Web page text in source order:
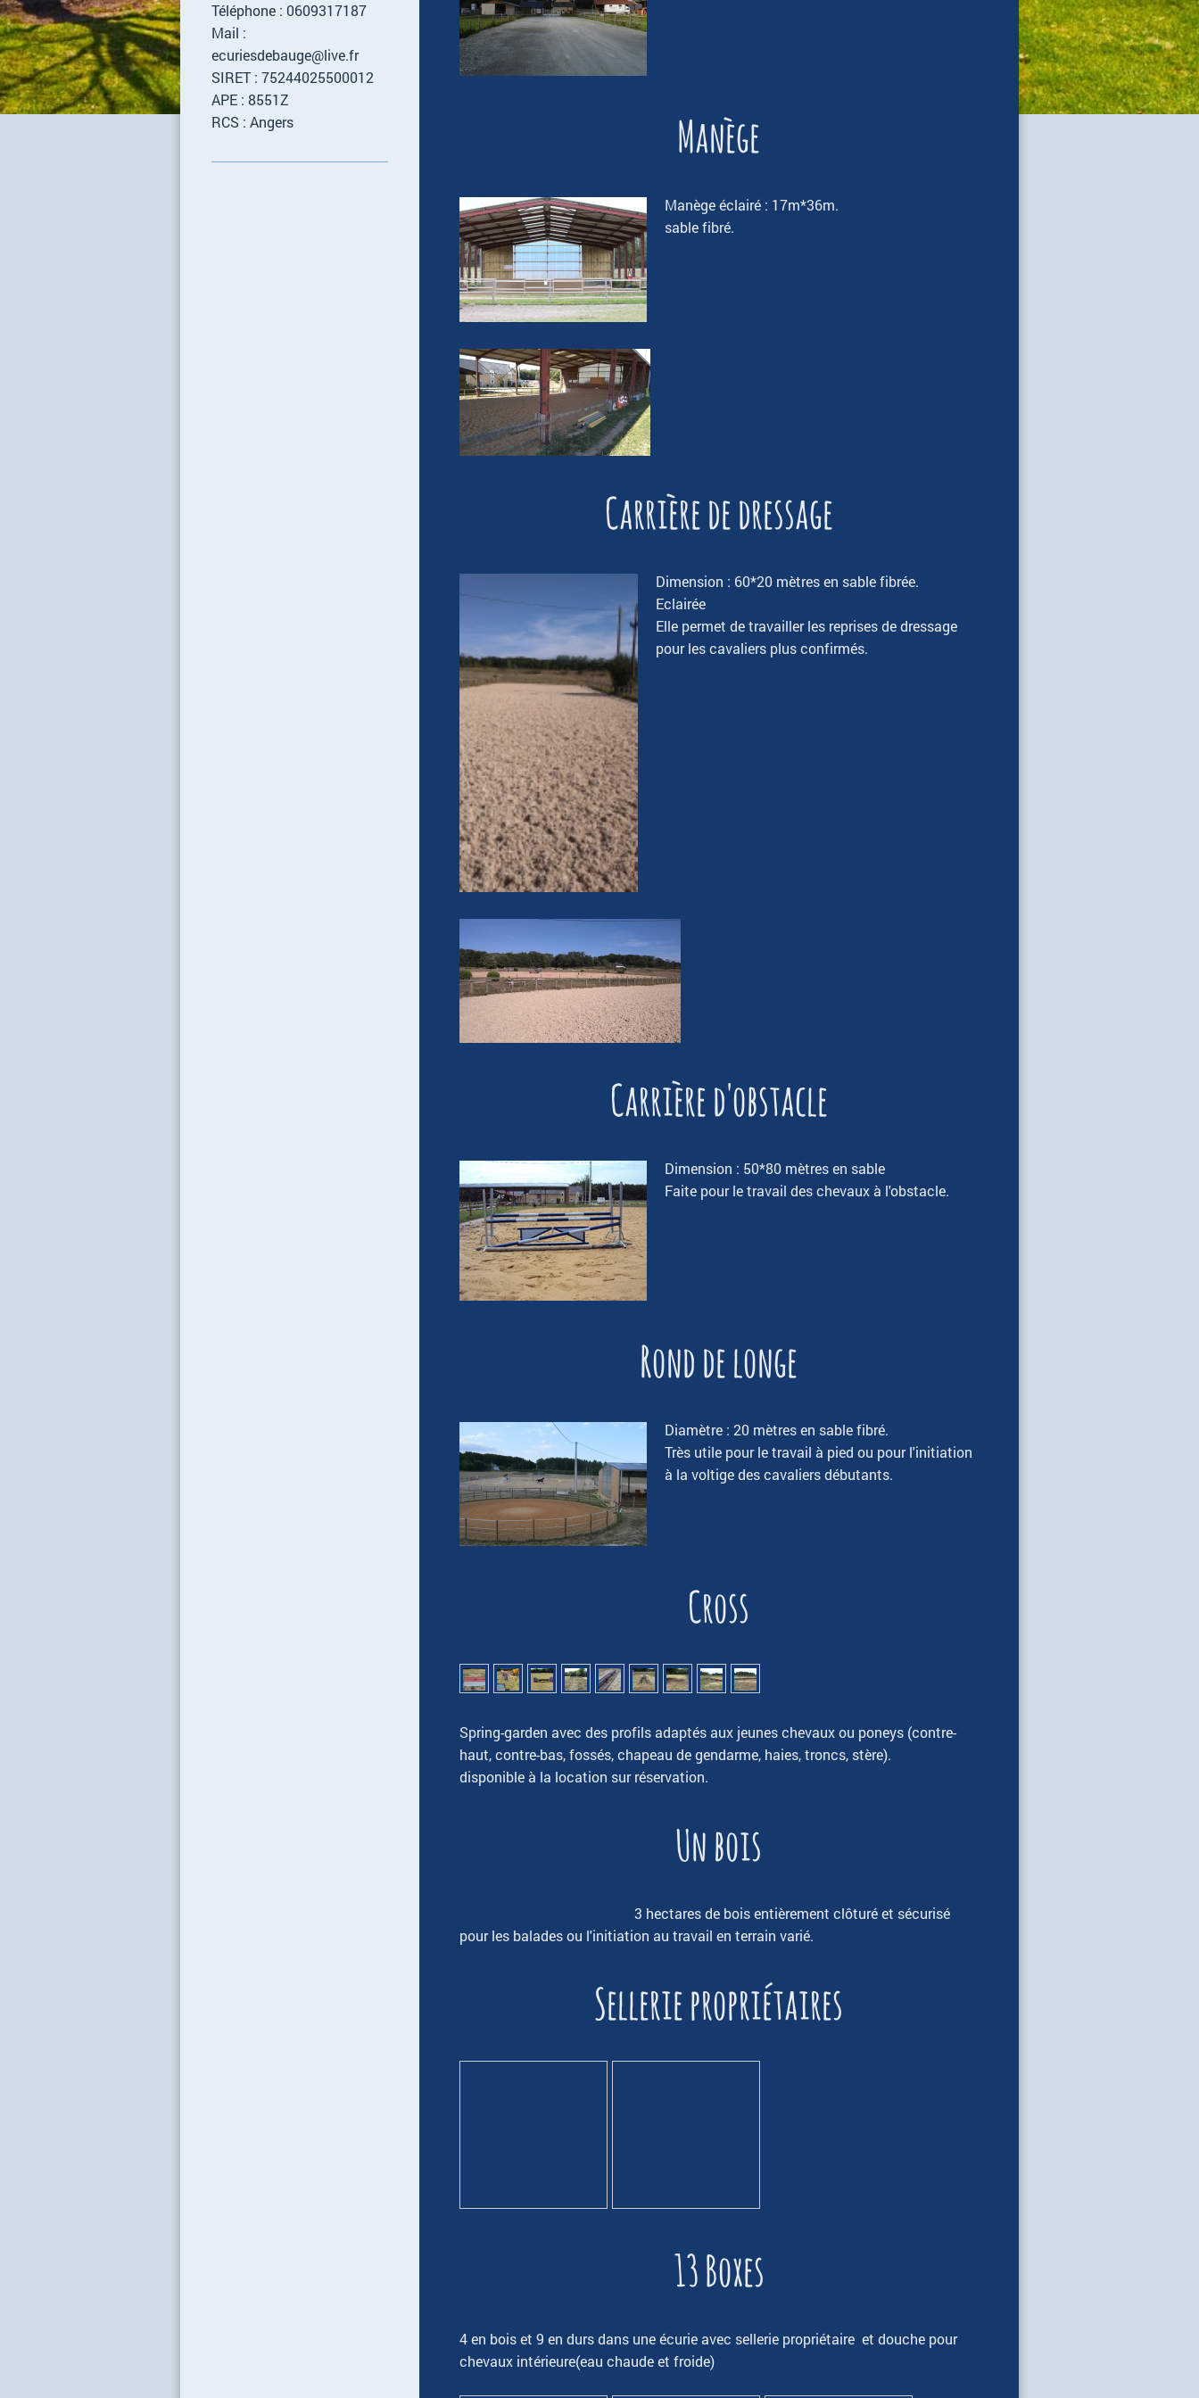
Manège
Manège éclairé : 17m*36m.
sable fibré.
Carrière de dressage
Dimension : 60*20 mètres en sable fibrée.
Eclairée
Elle permet de travailler les reprises de dressage
pour les cavaliers plus confirmés.
Carrière d'obstacle
Dimension : 50*80 mètres en sable
Faite pour le travail des chevaux à l'obstacle.
Rond de longe
Diamètre : 20 mètres en sable fibré.
Très utile pour le travail à pied ou pour l'initiation
à la voltige des cavaliers débutants.
Cross
Spring-garden avec des profils adaptés aux jeunes chevaux ou poneys (contre-
haut, contre-bas, fossés, chapeau de gendarme, haies, troncs, stère).
disponible à la location sur réservation.
Un bois
3 hectares de bois entièrement clôturé et sécurisé
pour les balades ou l'initiation au travail en terrain varié.
Sellerie propriétaires
13 Boxes
4 en bois et 9 en durs dans une écurie avec sellerie propriétaire et douche pour
chevaux intérieure(eau chaude et froide)
Téléphone : 0609317187
Mail :
ecuriesdebauge@live.fr
SIRET : 75244025500012
APE : 8551Z
RCS : Angers